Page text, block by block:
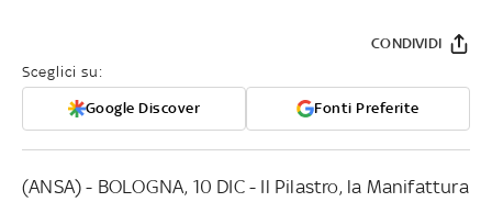
Sceglici su:
Google Discover Fonti Preferite
CONDIVIDI
(ANSA) - BOLOGNA, 10 DIC - Il Pilastro, la Manifattura